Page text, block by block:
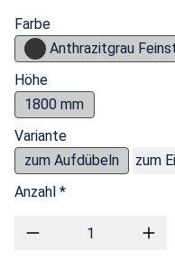
Farbe
Anthrazitgrau
Höhe
1800 mm
Variante
zum Aufdübeln
zum
Anzahl *